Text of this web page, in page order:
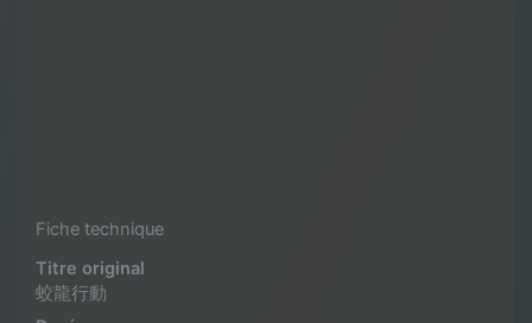
Fiche technique
Titre original
蛟龍行動